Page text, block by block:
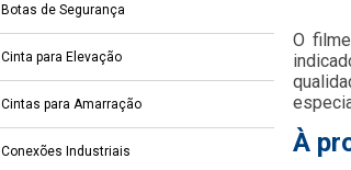
Botas de Segurança
Cinta para Elevação
Cintas para Amarração
Conexões Industriais
O
À